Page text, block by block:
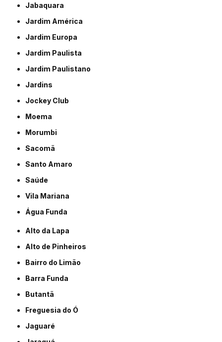
Jabaquara
Jardim América
Jardim Europa
Jardim Paulista
Jardim Paulistano
Jardins
Jockey Club
Moema
Morumbi
Sacomã
Santo Amaro
Saúde
Vila Mariana
Água Funda
Alto da Lapa
Alto de Pinheiros
Bairro do Limão
Barra Funda
Butantã
Freguesia do Ó
Jaguaré